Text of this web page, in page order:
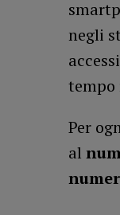
negli
tempo
Per
al